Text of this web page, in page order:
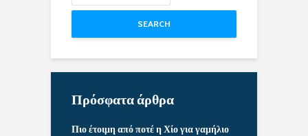
SEARCH
Πρόσφατα άρθρα
Πιο έτοιμη από ποτέ η Χίο για γαμήλιο